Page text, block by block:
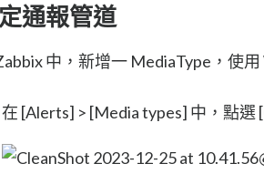
通報管道
中，新增一 MediaType，使
在 [Alerts] > [Media types] 中，點選